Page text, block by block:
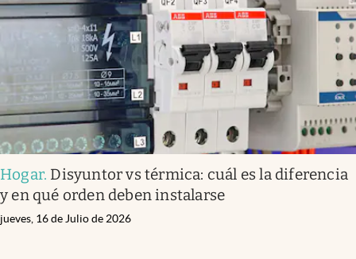
Hogar. Disyuntor vs térmica: cuál es la diferencia
y en qué orden deben instalarse
jueves, 16 de Julio de 2026